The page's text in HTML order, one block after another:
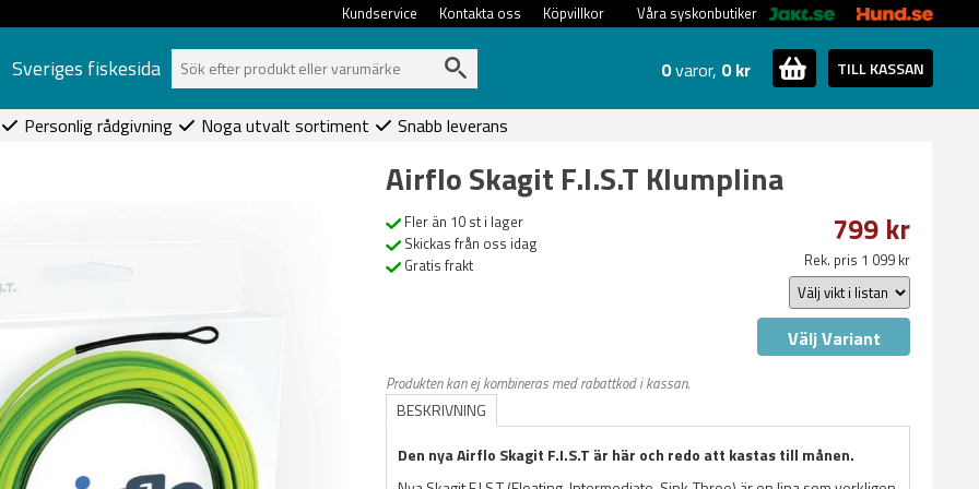
Våra syskonbutiker
Köpvillkor
Kontakta oss
Kundservice
Sveriges fiskesida 0varor, 0 kr TILL KASSAN
Personlig rådgivning Noga utvalt sortiment Snabb leverans
Airflo Skagit F.I.S.T Klumplina
Fler än 10 st i lager
Skickas från oss idag
Gratis frakt
799 kr
Rek. pris 1 099 kr
Välj Variant
Produkten kan ej kombineras med rabattkod i kassan.
BESKRIVNING
Den nya Airflo Skagit F.I.S.T är här och redo att kastas till månen.